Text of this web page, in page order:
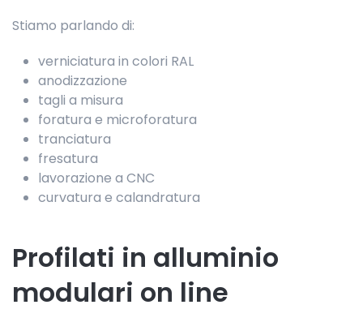
Stiamo parlando di:
verniciatura in colori RAL
anodizzazione
tagli a misura
foratura e microforatura
tranciatura
fresatura
lavorazione a CNC
curvatura e calandratura
Profilati in alluminio
modulari on line